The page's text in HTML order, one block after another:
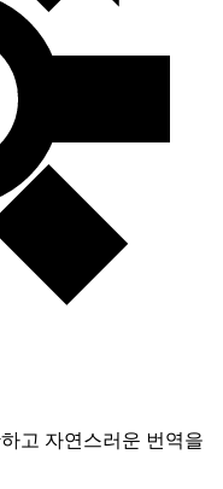
고 자연스러운 번역을